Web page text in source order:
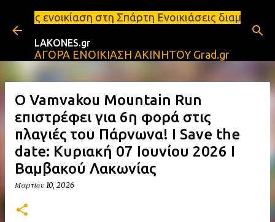
Μετάβαση στο κύριο περιεχόμενο
στη Σπάρτη Ενοικιάσεις διαμερισμάτων
LAKONES.gr
ΑΓΟΡΑ ΕΝΟΙΚΙΑΣΗ ΑΚΙΝΗΤΟΥ Grad.gr
O Vamvakou Mountain Run
επιστρέφει για 6η φορά στις
πλαγιές του Πάρνωνα! I Save the
date: Κυριακή 07 Ιουνίου 2026 I
Βαμβακού Λακωνίας
Μαρτίου 10, 2026